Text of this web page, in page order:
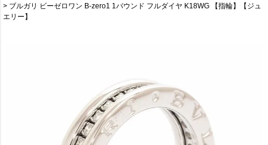
当店厳選ブランドジュエリー
ブルガリ ビーゼロワン B-zero1 1バウンド フルダイヤ K18WG 【指輪】【ジュ
エリー】